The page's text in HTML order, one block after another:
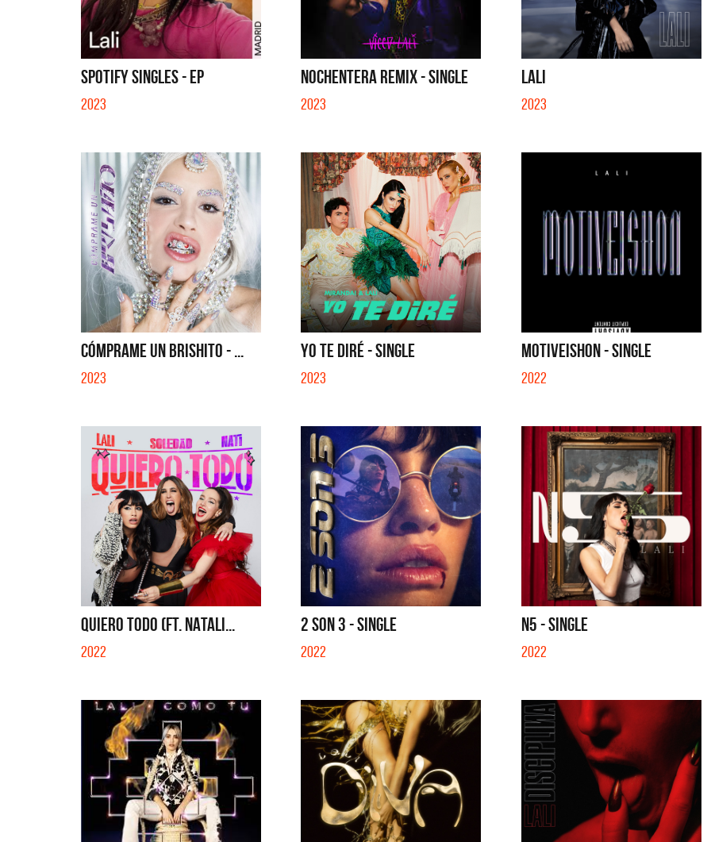
SPOTIFY SINGLES - EP
2023
NOCHENTERA REMIX - SINGLE
2023
LALI
2023
CÓMPRAME UN BRISHITO - ...
2023
YO TE DIRÉ - SINGLE
2023
MOTIVEISHON - SINGLE
2022
QUIERO TODO (FT. NATALI...
2022
2 SON 3 - SINGLE
2022
N5 - SINGLE
2022